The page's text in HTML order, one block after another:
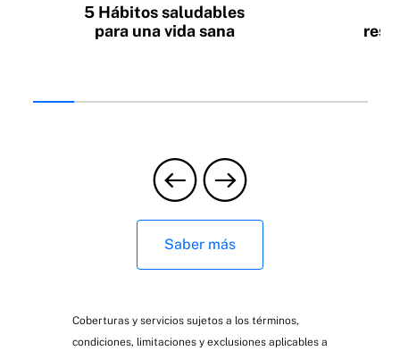
5 Hábitos saludables
para una vida sana
Saber más
Coberturas y servicios sujetos a los términos,
condiciones, limitaciones y exclusiones aplicables a